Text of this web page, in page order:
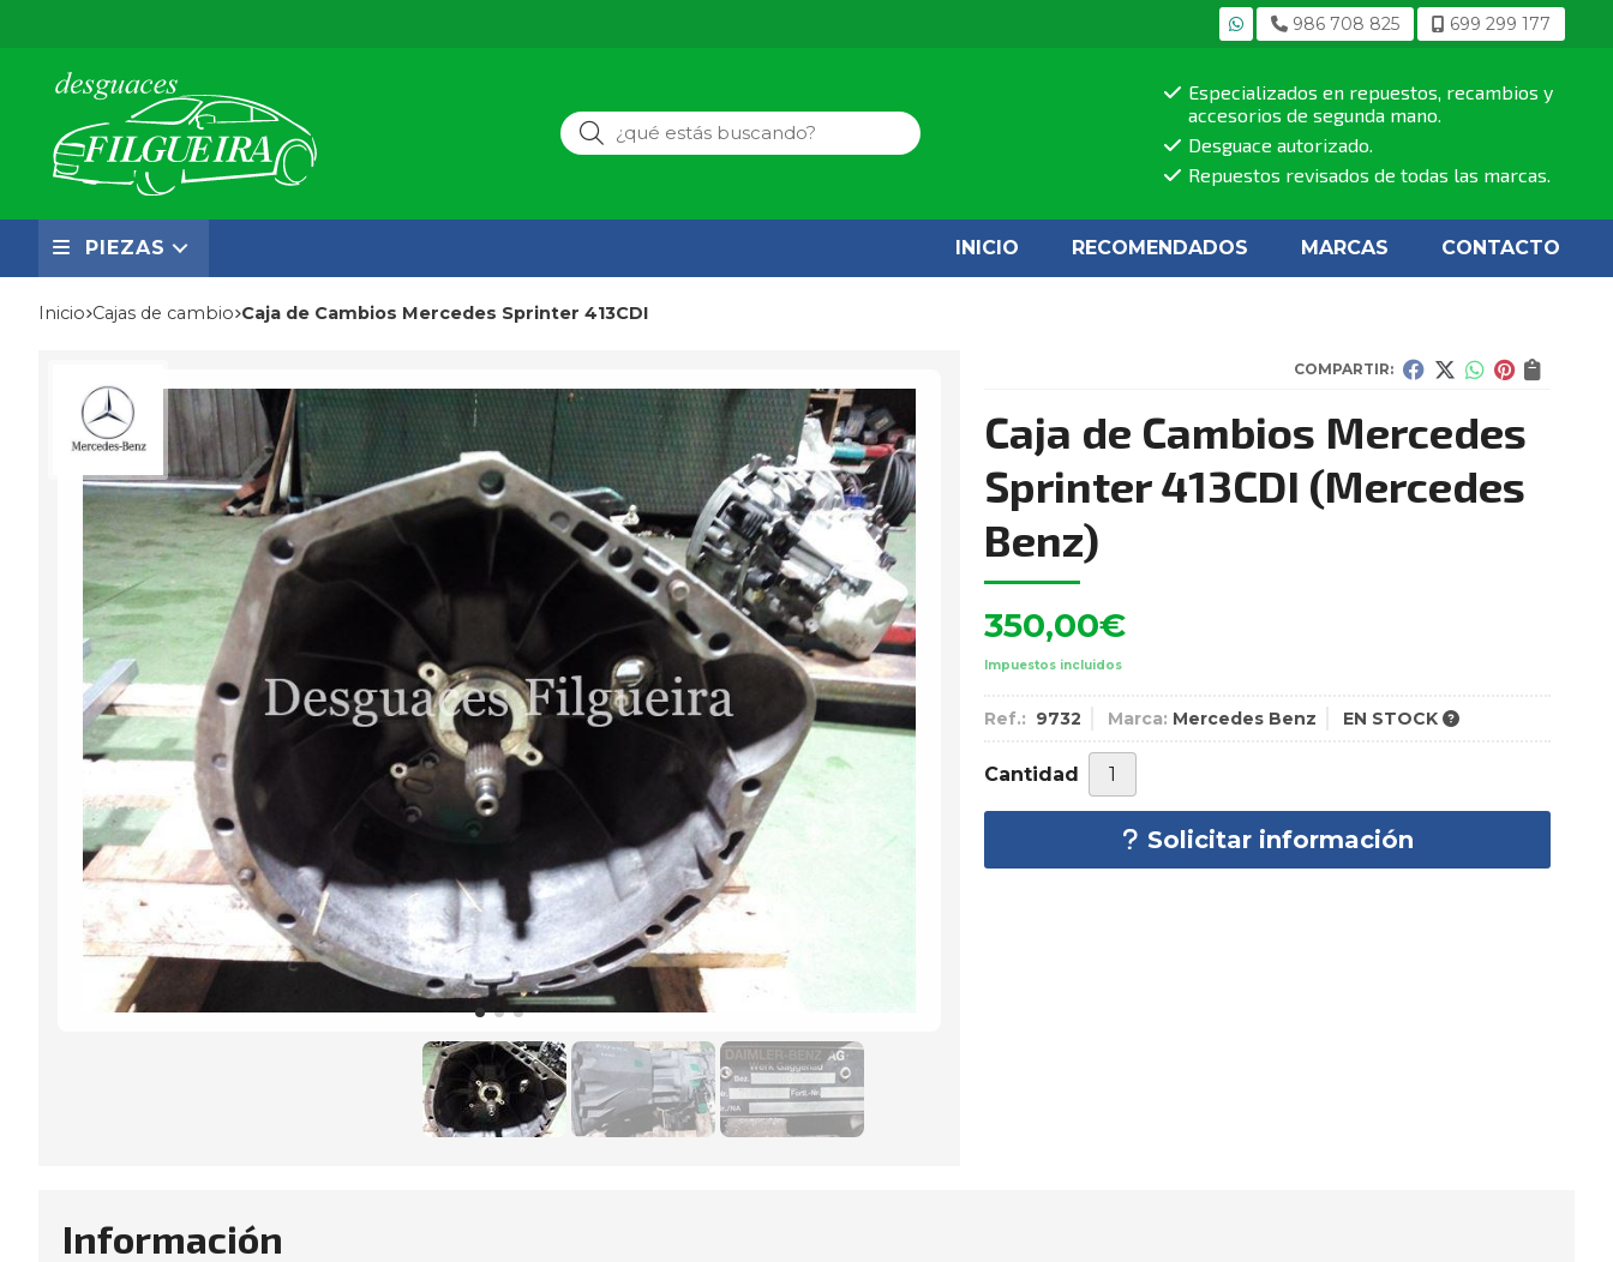
986 708 825 699 299 177
Buscar
Especializados en repuestos, recambios y
accesorios de segunda mano.
Desguace autorizado.
Repuestos revisados de todas las marcas.
PIEZAS INICIO RECOMENDADOS MARCAS CONTACTO
Inicio cajas de cambio Caja de Cambios Mercedes Sprinter 413CDI
COMPARTIR:
Caja de Cambios Mercedes
Sprinter 413CDI (Mercedes
Benz)
350,00€
Impuestos incluidos
Ref.: 9732 Marca: Mercedes Benz EN STOCK
Cantidad
Solicitar información
Información